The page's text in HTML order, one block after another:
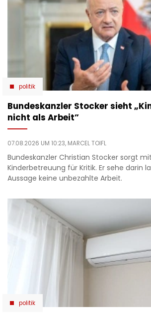
politik
Bundeskanzler Stocker sieht
nicht als Arbeit”
07.08.2026 UM 10:23, MARCEL TOIFL
Bundeskanzler Christian Stocker sorgt
Kinderbetreuung für Kritik. Er sehe darin
Aussage keine unbezahlte Arbeit.
politik